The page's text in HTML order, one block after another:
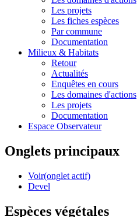
Les projets
Les fiches espèces
Par commune
Documentation
Milieux & Habitats
Retour
Actualités
Enquêtes en cours
Les domaines d'actions
Les projets
Documentation
Espace Observateur
Onglets principaux
Voir(onglet actif)
Devel
Espèces végétales